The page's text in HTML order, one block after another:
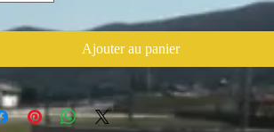
Ajouter au panier